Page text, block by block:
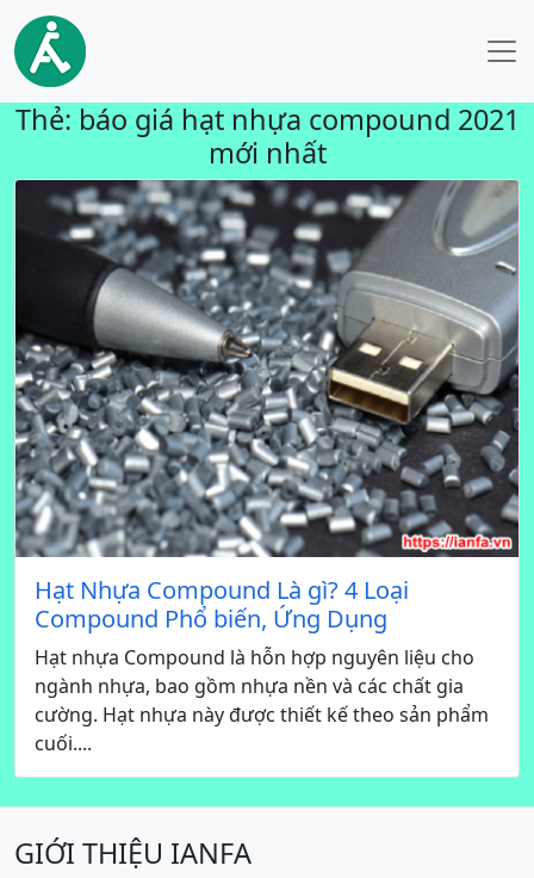
Thẻ: báo giá hạt nhựa compound 2021
mới nhất
Hạt Nhựa Compound Là gì? 4 Loại
Compound Phổ biến, Ứng Dụng
Hạt nhựa Compound là hỗn hợp nguyên liệu cho
ngành nhựa, bao gồm nhựa nền và các chất gia
cường. Hạt nhựa này được thiết kế theo sản phẩm
cuối....
GIỚI THIỆU IANFA